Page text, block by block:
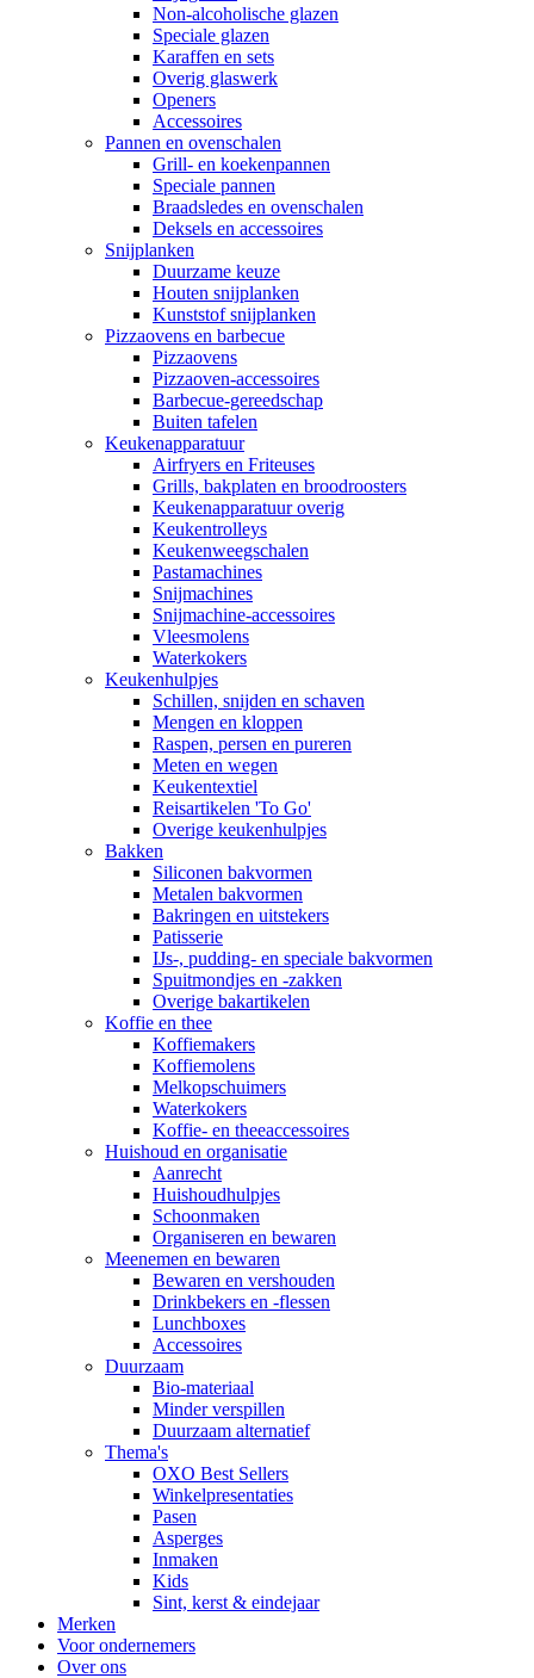
Non-alcoholische glazen
Speciale glazen
Karaffen en sets
Overig glaswerk
Openers
Accessoires
Pannen en ovenschalen
Grill- en koekenpannen
Speciale pannen
Braadsledes en ovenschalen
Deksels en accessoires
Snijplanken
Duurzame keuze
Houten snijplanken
Kunststof snijplanken
Pizzaovens en barbecue
Pizzaovens
Pizzaoven-accessoires
Barbecue-gereedschap
Buiten tafelen
Keukenapparatuur
Airfryers en Friteuses
Grills, bakplaten en broodroosters
Keukenapparatuur overig
Keukentrolleys
Keukenweegschalen
Pastamachines
Snijmachines
Snijmachine-accessoires
Vleesmolens
Waterkokers
Keukenhulpjes
Schillen, snijden en schaven
Mengen en kloppen
Raspen, persen en pureren
Meten en wegen
Keukentextiel
Reisartikelen 'To Go'
Overige keukenhulpjes
Bakken
Siliconen bakvormen
Metalen bakvormen
Bakringen en uitstekers
Patisserie
IJs-, pudding- en speciale bakvormen
Spuitmondjes en -zakken
Overige bakartikelen
Koffie en thee
Koffiemakers
Koffiemolens
Melkopschuimers
Waterkokers
Koffie- en theeaccessoires
Huishoud en organisatie
Aanrecht
Huishoudhulpjes
Schoonmaken
Organiseren en bewaren
Meenemen en bewaren
Bewaren en vershouden
Drinkbekers en -flessen
Lunchboxes
Accessoires
Duurzaam
Bio-materiaal
Minder verspillen
Duurzaam alternatief
Thema's
OXO Best Sellers
Winkelpresentaties
Pasen
Asperges
Inmaken
Kids
Sint, kerst & eindejaar
Merken
Voor ondernemers
Over ons